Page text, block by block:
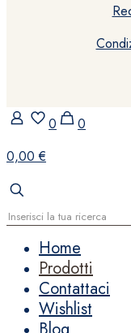
0
0
0,00 €
Home
Prodotti
Contattaci
Wishlist